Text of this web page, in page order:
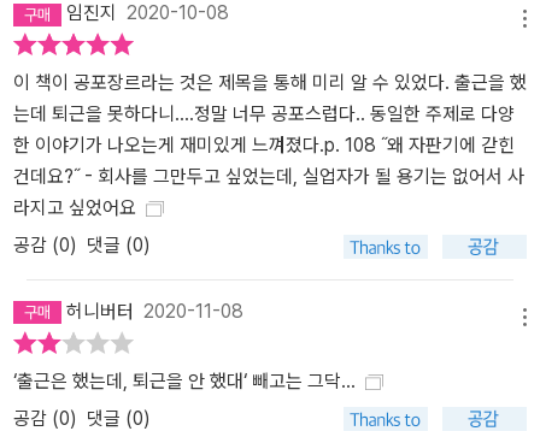
임진지 2020-10-08
이 책이 공포장르라는 것은 제목을 통해 미리 알 수 있었다. 출근을 했
는데 퇴근을 못하다니....정말 너무 공포스럽다.. 동일한 주제로 다양
한 이야기가 나오는게 재미있게 느껴졌다.p. 108 ˝왜 자판기에 갇힌
건데요?˝ - 회사를 그만두고 싶었는데, 실업자가 될 용기는 없어서 사
라지고 싶었어요
공감 (0) 댓글 (0)
허니버터 2020-11-08
‘출근은 했는데, 퇴근을 안 했대‘ 빼고는 그닥...
공감 (0) 댓글 (0)